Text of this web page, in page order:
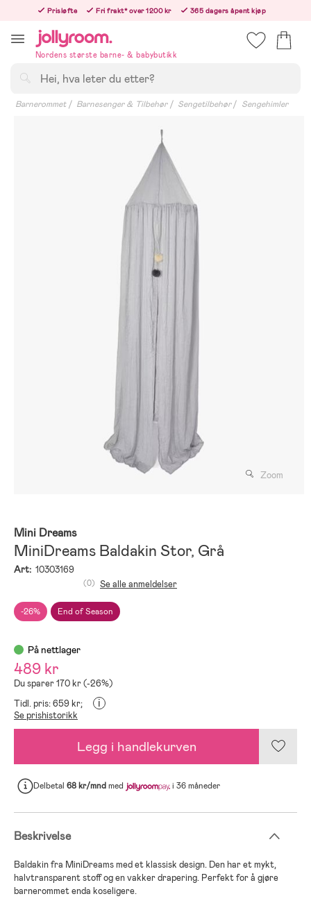
innehållet
Prisløfte Fri frakt* over 1200 kr
365 dagers åpent kjøp
Nordens største barne- & babybutikk
Barnerommet Barnesenger & Tilbehør Sengetilbehør Sengehimler
Zoom
Mini Dreams
MiniDreams Baldakin Stor, Grå
Art: 10303169
-26% End of Season
(0) Se alle anmeldelser
På nettlager
489 kr
Du sparer 170 kr (-26%)
Tidl. pris: 659 kr;
i
Se prishistorikk
Legg i handlekurven
Delbetal 68 kr/mndmed i 36 måneder
Beskrivelse
Baldakin fra MiniDreams med et klassisk design. Den har et mykt,
halvtransparent stoff og en vakker drapering. Perfekt for å gjøre
barnerommet enda koseligere.